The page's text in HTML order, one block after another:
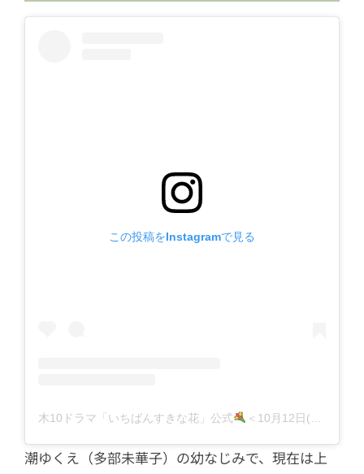
この投稿をInstagramで見る
木10ドラマ「いちばんすきな花」公式 ＜10月12日(木)よる10時スタート！＞フジテレビ(@sukihana_fujitv)がシェアした投稿
潮ゆくえ（多部未華子）の幼なじみで、現在は上